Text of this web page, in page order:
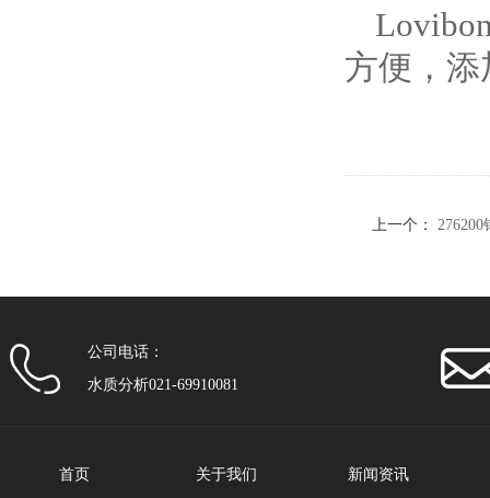
方便，
上一个：
公司电话：
水质分析021-69910081
首页 关于我们 新闻资讯